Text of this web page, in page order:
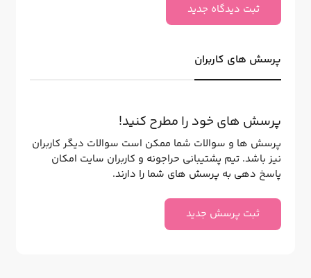
ثبت دیدگاه جدید
پرسش های کاربران
پرسش های خود را مطرح کنید!
پرسش ها و سوالات شما ممکن است سوالات دیگر کاربران
نیز باشد. تیم پشتیبانی حراجونه و کاربران سایت امکان
پاسخ دهی به پرسش های شما را دارند.
ثبت پرسش جدید